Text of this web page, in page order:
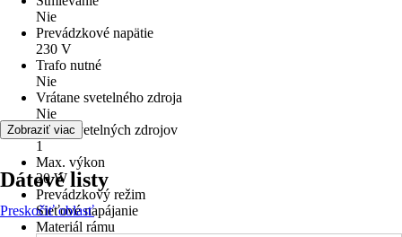
Nie
Prevádzkové napätie
230 V
Trafo nutné
Nie
Vrátane svetelného zdroja
Nie
Počet svetelných zdrojov
1
Max. výkon
20 W
Prevádzkový režim
Sieťové napájanie
Materiál rámu
Zobraziť viac
Dátové listy
Preskočiť oblasť